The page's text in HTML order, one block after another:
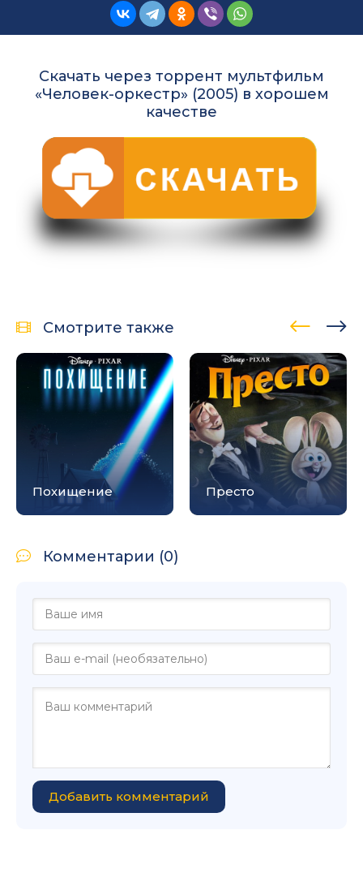
Скачать через торрент мультфильм
«Человек-оркестр» (2005) в хорошем
качестве
Смотрите также
Похищение Престо
Комментарии (0)
Добавить комментарий